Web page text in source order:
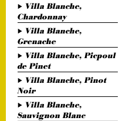
Villa Blanche,
Chardonnay
Villa Blanche,
Grenache
Villa Blanche, Picpoul
de Pinet
Villa Blanche, Pinot
Noir
Villa Blanche,
Sauvignon Blanc